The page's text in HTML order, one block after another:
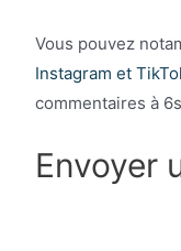
Vous pouvez
Instagram et
commentaires à
Envoyer